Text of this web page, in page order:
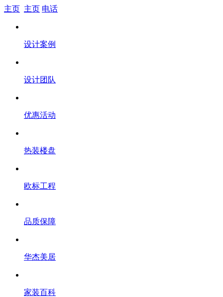
主页 主页 电话
设计案例
设计团队
优惠活动
热装楼盘
欧标工程
品质保障
华杰美居
家装百科